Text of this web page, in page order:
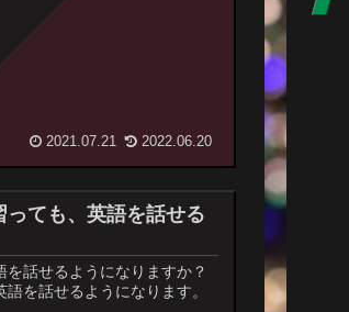
2021.07.21 2022.06.20
っても、英語を話せる
話せるようになりますか？
を話せるようになります。